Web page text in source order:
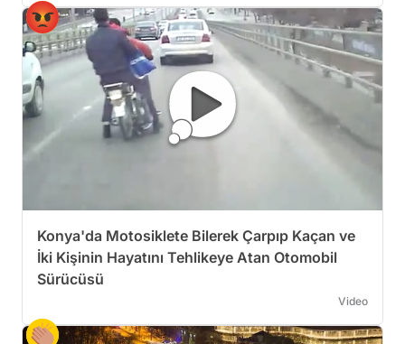
Konya'da Motosiklete Bilerek Çarpıp Kaçan ve
İki Kişinin Hayatını Tehlikeye Atan Otomobil
Sürücüsü
Video